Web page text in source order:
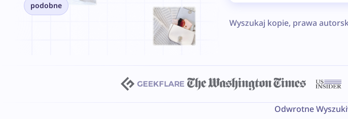
podobne
Wyszukaj kopie, prawa
Odwrotne